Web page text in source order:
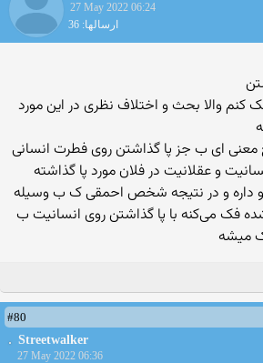
27 May 2022 06:24
ارسالها: 36
کنم والا بحث و اختلاف نظری در این مورد
ای ب جز پا گذاشتن روی فطرت انسانی
و عقلانیت در فلان مورد پا گذاشته
داره و در نتیجه شخص احمقی ک ب وسیله
می‌کنه با پا گذاشتن روی انسانیت ب
میشه
#80
Streetwalker
27 May 2022 06:36